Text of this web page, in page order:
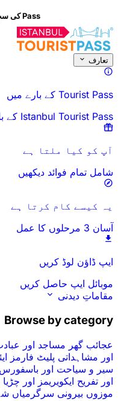
Pass کی سب سے کم قیمتیں!
تعارف
Tourist Pass کے بارے میں
Istanbul Tourist Pass کے بارے میں جانیں
آپ کو کیا ملتا ہے
شامل تمام فوائد دیکھیں
یہ کیسے کام کرتا ہے
آسان 3 مرحلوں کا عمل
ایپ ڈاؤن لوڈ کریں
موبائل ایپ حاصل کریں
مقاماتِ دیدنی
Browse by category
عجائب گھر مساجد اور
اور مشاہداتی پلیٹ فارمز
سیر و سیاحت اور
اور تفریح ایکویریمز اور چڑیا
موزوں بیرونی سرگرمیاں
اس سرگرمی کے بارے میں جائزہ